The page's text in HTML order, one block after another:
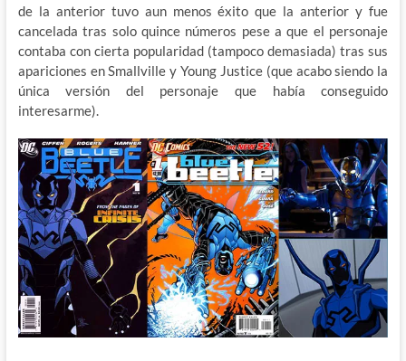
de la anterior tuvo aun menos éxito que la anterior y fue
cancelada tras solo quince números pese a que el personaje
contaba con cierta popularidad (tampoco demasiada) tras sus
apariciones en Smallville y Young Justice (que acabo siendo la
única versión del personaje que había conseguido
interesarme).